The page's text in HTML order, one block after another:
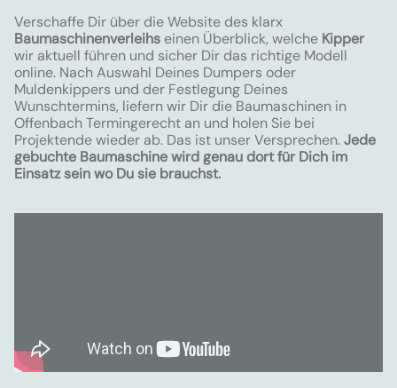
Verschaffe Dir über die Website des klarx
Baumaschinenverleihs einen Überblick, welche Kipper
wir aktuell führen und sicher Dir das richtige Modell
online. Nach Auswahl Deines Dumpers oder
Muldenkippers und der Festlegung Deines
Wunschtermins, liefern wir Dir die Baumaschinen in
Offenbach Termingerecht an und holen Sie bei
Projektende wieder ab. Das ist unser Versprechen.Jede
gebuchte Baumaschine wird genau dort für Dich im
Einsatz sein wo Du sie brauchst.